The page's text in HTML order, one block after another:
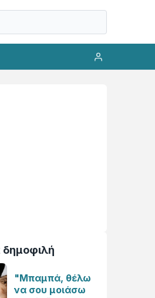
"Μπαμπά, θέλω
να σου μοιάσω